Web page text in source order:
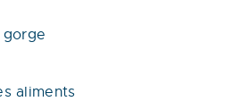
aliments